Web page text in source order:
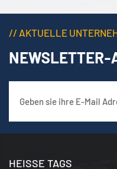
// AKTUELLE
NEWSLETTER-
HEISSE TAGS